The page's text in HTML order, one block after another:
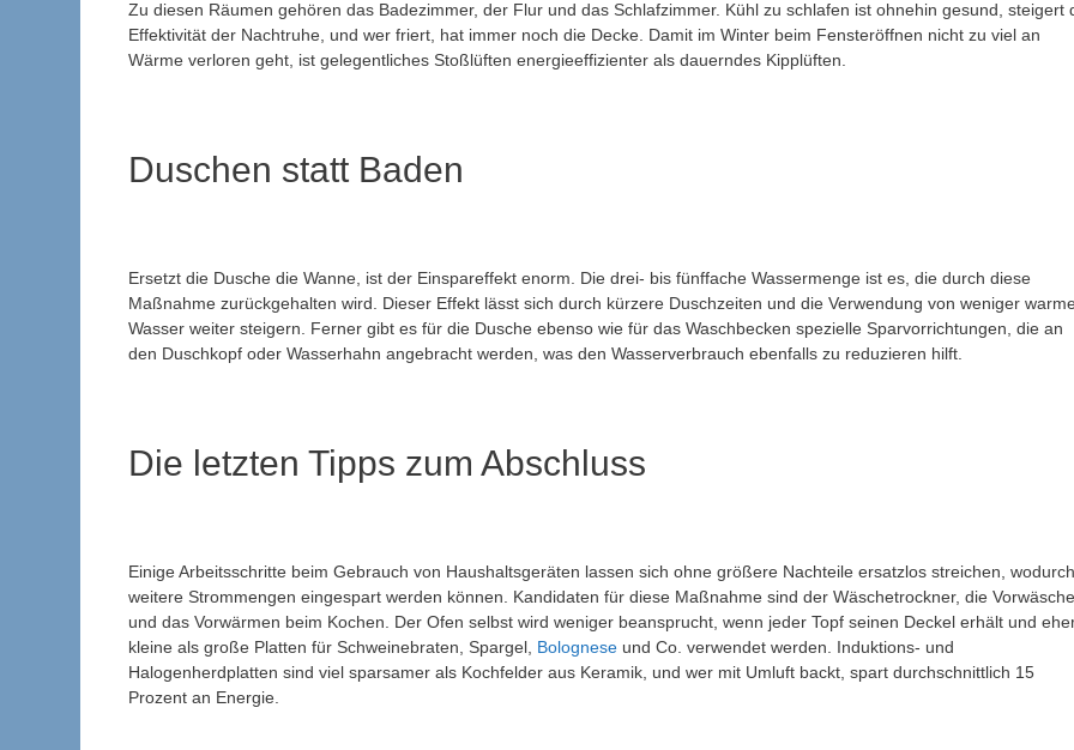
Zu diesen Räumen gehören das Badezimmer, der Flur und das Schlafzimmer. Kühl zu schlafen ist ohnehin gesund, steigert
Effektivität der Nachtruhe, und wer friert, hat immer noch die Decke. Damit im Winter beim Fensteröffnen nicht zu viel an
Wärme verloren geht, ist gelegentliches Stoßlüften energieeffizienter als dauerndes Kipplüften.
Duschen statt Baden
Ersetzt die Dusche die Wanne, ist der Einspareffekt enorm. Die drei- bis fünffache Wassermenge ist es, die durch diese
Maßnahme zurückgehalten wird. Dieser Effekt lässt sich durch kürzere Duschzeiten und die Verwendung von weniger
Wasser weiter steigern. Ferner gibt es für die Dusche ebenso wie für das Waschbecken spezielle Sparvorrichtungen, die an
den Duschkopf oder Wasserhahn angebracht werden, was den Wasserverbrauch ebenfalls zu reduzieren hilft.
Die letzten Tipps zum Abschluss
Einige Arbeitsschritte beim Gebrauch von Haushaltsgeräten lassen sich ohne größere Nachteile ersatzlos streichen, wodurch
weitere Strommengen eingespart werden können. Kandidaten für diese Maßnahme sind der Wäschetrockner, die Vorwäsche
und das Vorwärmen beim Kochen. Der Ofen selbst wird weniger beansprucht, wenn jeder Topf seinen Deckel erhält und
kleine als große Platten für Schweinebraten, Spargel, Bolognese und Co. verwendet werden. Induktions- und
Halogenherdplatten sind viel sparsamer als Kochfelder aus Keramik, und wer mit Umluft backt, spart durchschnittlich 15
Prozent an Energie.